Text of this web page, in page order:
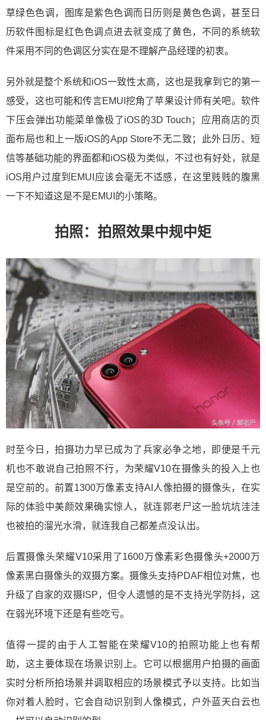
草绿色色调，图库是紫色色调而日历则是黄色色调，甚至日
历软件图标是红色色调点进去就变成了黄色，不同的系统软
件采用不同的色调区分实在是不理解产品经理的初衷。
另外就是整个系统和iOS一致性太高，这也是我拿到它的第一
感受，这也可能和传言EMUI挖角了苹果设计师有关吧。软件
下压会弹出功能菜单像极了iOS的3D Touch；应用商店的页
面布局也和上一版iOS的App Store不无二致；此外日历、短
信等基础功能的界面都和iOS极为类似，不过也有好处，就是
iOS用户过度到EMUI应该会毫无不适感，在这里贱贱的腹黑
一下不知道这是不是EMUI的小策略。
拍照：拍照效果中规中矩
时至今日，拍摄功力早已成为了兵家必争之地，即便是千元
机也不敢说自己拍照不行，为荣耀V10在摄像头的投入上也
是空前的。前置1300万像素支持AI人像拍摄的摄像头，在实
际的体验中美颜效果确实惊人，就连郭老尸这一脸坑坑洼洼
也被拍的溜光水滑，就连我自己都差点没认出。
后置摄像头荣耀V10采用了1600万像素彩色摄像头+2000万
像素黑白摄像头的双摄方案。摄像头支持PDAF相位对焦，也
升级了自家的双摄ISP，但令人遗憾的是不支持光学防抖，这
在弱光环境下还是有些吃亏。
值得一提的由于人工智能在荣耀V10的拍照功能上也有帮
助，这主要体现在场景识别上。它可以根据用户拍摄的画面
实时分析所拍场景并调取相应的场景模式予以支持。比如当
你对着人脸时，它会自动识别到人像模式，户外蓝天白云也